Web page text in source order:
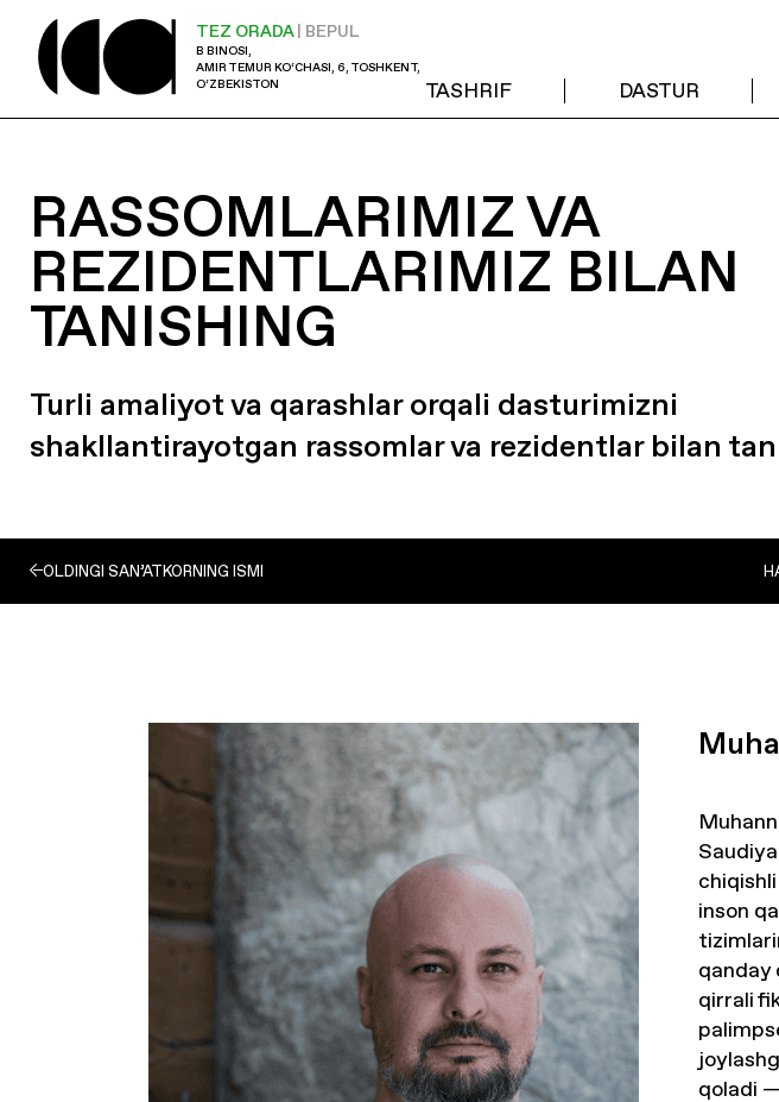
TEZ ORADA| BEPUL
B BINOSI,
AMIR TEMUR KO‘CHASI, 6, TOSHKENT,
O‘ZBEKISTON
TASHRIF DASTUR
RASSOMLARIMIZ VA
REZIDENTLARIMIZ BILAN
TANISHING
Turli amaliyot va qarashlar orqali dasturimizni
shakllantirayotgan rassomlar va rezidentlar bilan
OLDINGI SAN’ATKORNING ISMI
inson
qanday
qirrali
qoladi